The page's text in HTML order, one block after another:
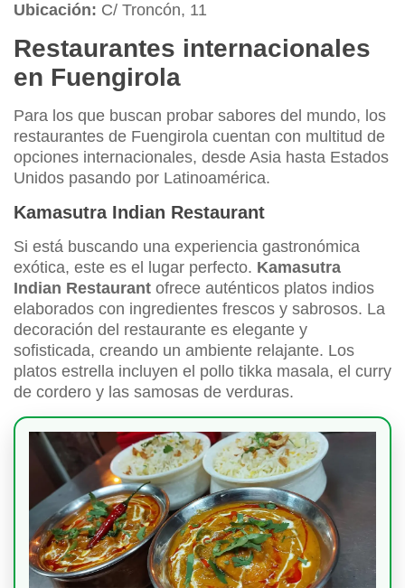
Ubicación: C/ Troncón, 11
Restaurantes internacionales
en Fuengirola
Para los que buscan probar sabores del mundo, los
restaurantes de Fuengirola cuentan con multitud de
opciones internacionales, desde Asia hasta Estados
Unidos pasando por Latinoamérica.
Kamasutra Indian Restaurant
Si está buscando una experiencia gastronómica
exótica, este es el lugar perfecto. Kamasutra
Indian Restaurant ofrece auténticos platos indios
elaborados con ingredientes frescos y sabrosos. La
decoración del restaurante es elegante y
sofisticada, creando un ambiente relajante. Los
platos estrella incluyen el pollo tikka masala, el curry
de cordero y las samosas de verduras.